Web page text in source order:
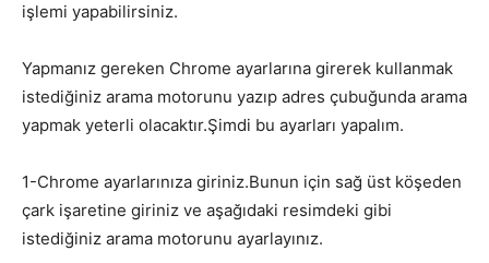
işlemi yapabilirsiniz.
Yapmanız gereken Chrome ayarlarına girerek kullanmak
istediğiniz arama motorunu yazıp adres çubuğunda arama
yapmak yeterli olacaktır.Şimdi bu ayarları yapalım.
1-Chrome ayarlarınıza giriniz.Bunun için sağ üst köşeden
çark işaretine giriniz ve aşağıdaki resimdeki gibi
istediğiniz arama motorunu ayarlayınız.